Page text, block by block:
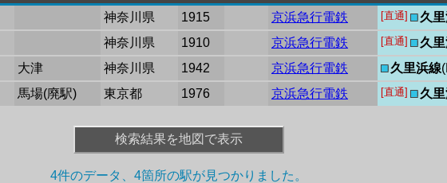
神奈川県
1915 京浜急行電鉄 [直通] ■久
神奈川県
1910 京浜急行電鉄 [直通] ■久
大津
神奈川県 1942 京浜急行電鉄 ■久里浜線
馬場(廃駅)
東京都 1976 京浜急行電鉄 [直通] ■久
検索結果を地図で表示
4件のデータ、4箇所の駅が見つかりました。